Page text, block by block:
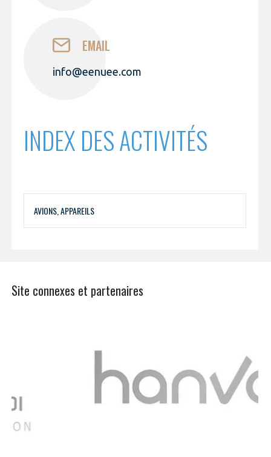
EMAIL
info@eenuee.com
INDEX DES ACTIVITÉS
AVIONS, APPAREILS
Site connexes et partenaires